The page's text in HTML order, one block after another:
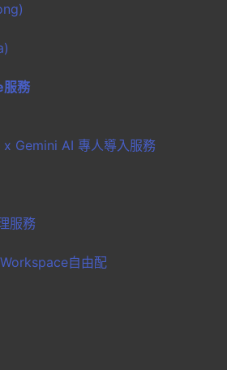
務
Gemini AI 專人導入服務
服務
自由配